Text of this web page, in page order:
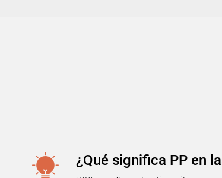
¿Qué significa PP en